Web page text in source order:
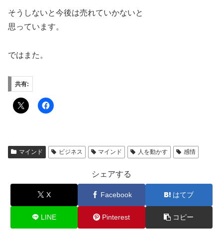
そうしないと今後は売れていかないと
思っています。
ではまた。
共有:
マインド ビジネス マインド 人を動かす 感情
シェアする
X Facebook はてブ
LINE Pinterest コピー